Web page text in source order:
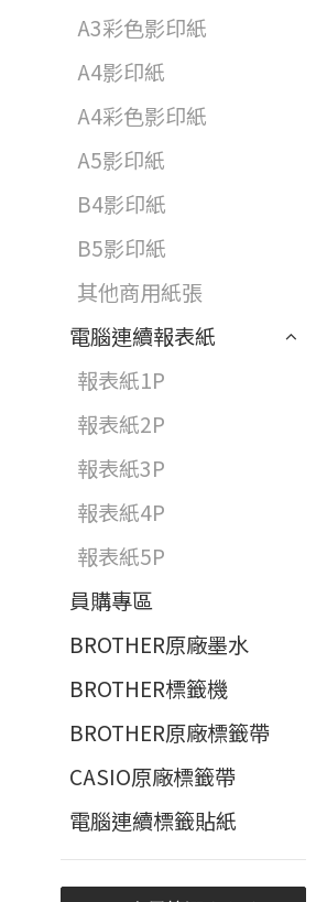
A3彩色影印紙
A4影印紙
A4彩色影印紙
A5影印紙
B4影印紙
B5影印紙
其他商用紙張
電腦連續報表紙
報表紙1P
報表紙2P
報表紙3P
報表紙4P
報表紙5P
員購專區
BROTHER原廠墨水
BROTHER標籤機
BROTHER原廠標籤帶
CASIO原廠標籤帶
電腦連續標籤貼紙